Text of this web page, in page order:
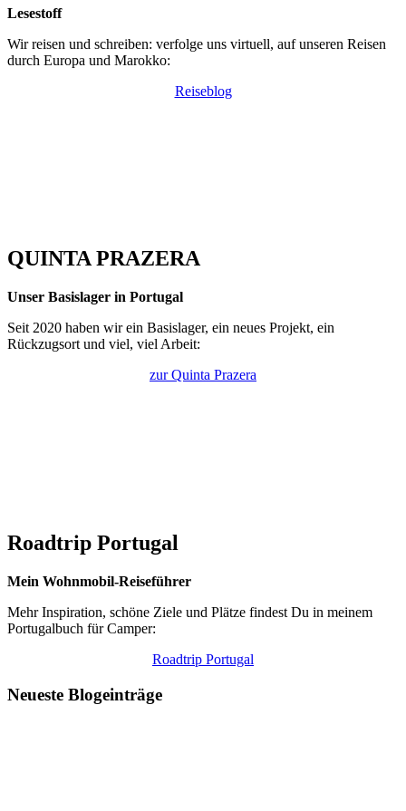
Lesestoff
Wir reisen und schreiben: verfolge uns virtuell, auf unseren Reisen
durch Europa und Marokko:
Reiseblog
QUINTA PRAZERA
Unser Basislager in Portugal
Seit 2020 haben wir ein Basislager, ein neues Projekt, ein
Rückzugsort und viel, viel Arbeit:
zur Quinta Prazera
Roadtrip Portugal
Mein Wohnmobil-Reiseführer
Mehr Inspiration, schöne Ziele und Plätze findest Du in meinem
Portugalbuch für Camper:
Roadtrip Portugal
Neueste Blogeinträge